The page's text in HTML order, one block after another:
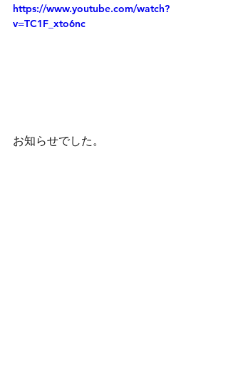
https://www.youtube.com/watch?
v=TC1F_xto6nc
お知らせでした。